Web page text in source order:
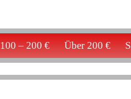
100 – 200 € Über 200 €